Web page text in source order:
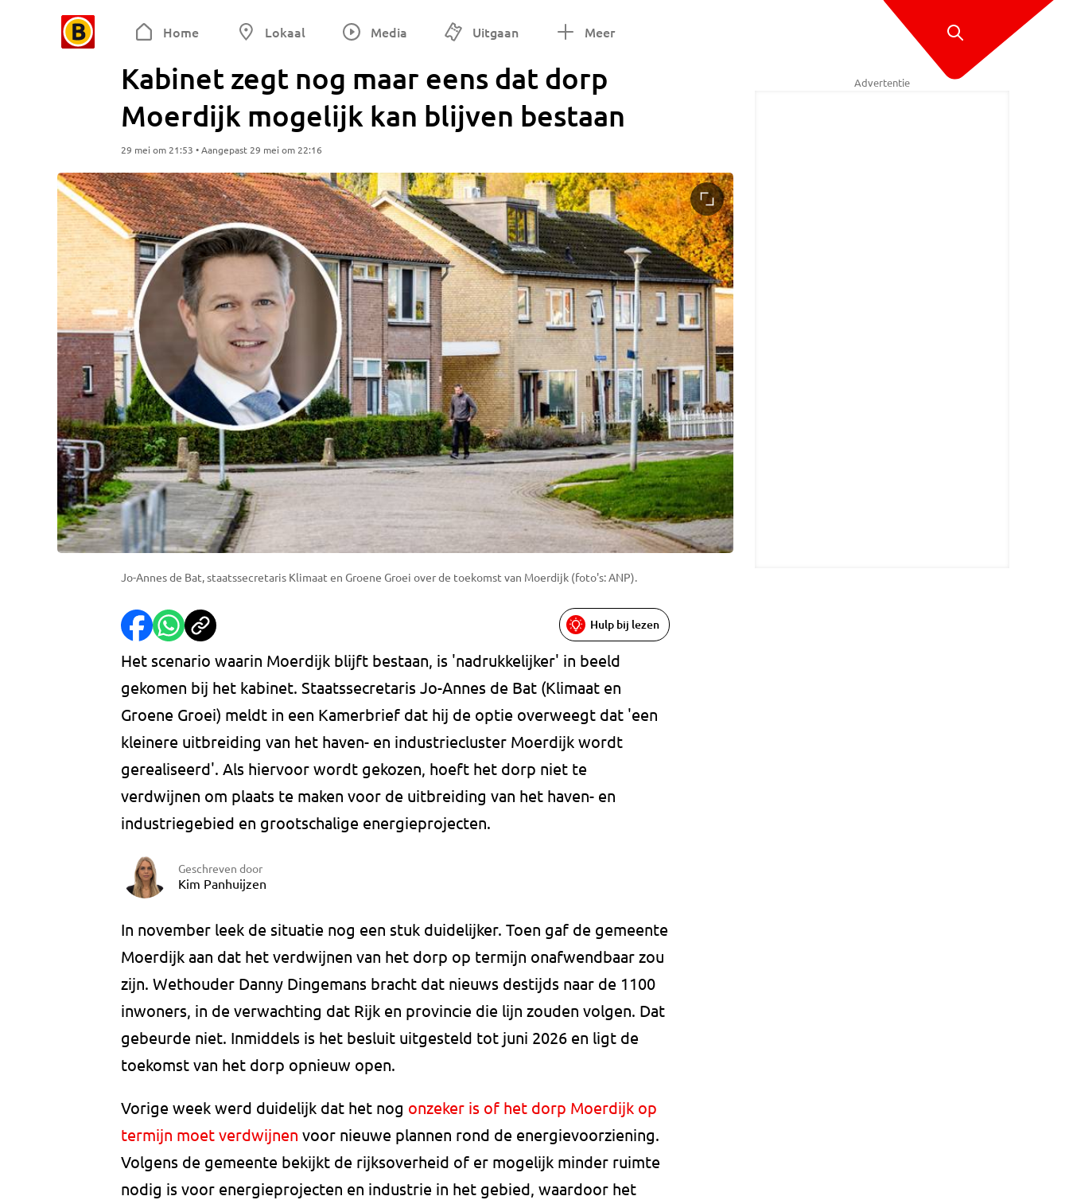
Home Lokaal Media Uitgaan Meer
Kabinet zegt nog maar eens dat dorp
Moerdijk mogelijk kan blijven bestaan
29 mei om 21:53 • Aangepast 29 mei om 22:16
Jo-Annes de Bat, staatssecretaris Klimaat en Groene Groei over de toekomst van Moerdijk (foto's: ANP).
Hulp bij lezen
Het scenario waarin Moerdijk blijft bestaan, is 'nadrukkelijker' in beeld
gekomen bij het kabinet. Staatssecretaris Jo-Annes de Bat (Klimaat en
Groene Groei) meldt in een Kamerbrief dat hij de optie overweegt dat 'een
kleinere uitbreiding van het haven- en industriecluster Moerdijk wordt
gerealiseerd'. Als hiervoor wordt gekozen, hoeft het dorp niet te
verdwijnen om plaats te maken voor de uitbreiding van het haven- en
industriegebied en grootschalige energieprojecten.
Geschreven door
Kim Panhuijzen
In november leek de situatie nog een stuk duidelijker. Toen gaf de gemeente
Moerdijk aan dat het verdwijnen van het dorp op termijn onafwendbaar zou
zijn. Wethouder Danny Dingemans bracht dat nieuws destijds naar de 1100
inwoners, in de verwachting dat Rijk en provincie die lijn zouden volgen. Dat
gebeurde niet. Inmiddels is het besluit uitgesteld tot juni 2026 en ligt de
toekomst van het dorp opnieuw open.
Vorige week werd duidelijk dat het nog onzeker is of het dorp Moerdijk op
termijn moet verdwijnen voor nieuwe plannen rond de energievoorziening.
Volgens de gemeente bekijkt de rijksoverheid of er mogelijk minder ruimte
nodig is voor energieprojecten en industrie in het gebied, waardoor het
Advertentie